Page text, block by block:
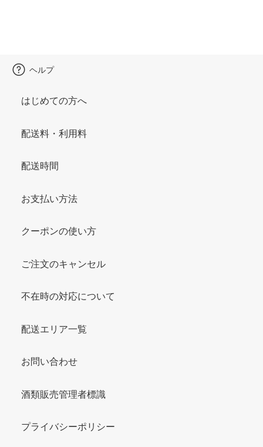
ヘルプ
はじめての方へ
配送料・利用料
配送時間
お支払い方法
クーポンの使い方
ご注文のキャンセル
不在時の対応について
配送エリア一覧
お問い合わせ
酒類販売管理者標識
プライバシーポリシー